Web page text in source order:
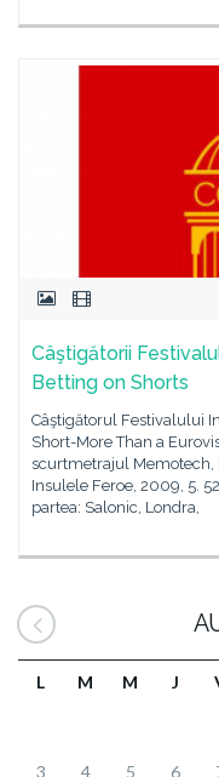
Câştigătorii
Betting on Shorts
Câştigătorul Festivalului
Short-More Than a
scurtmetrajul Memotech,
Insulele Feroe, 2009, 5.
partea: Salonic, Londra,
L M M J
3 4 5 6